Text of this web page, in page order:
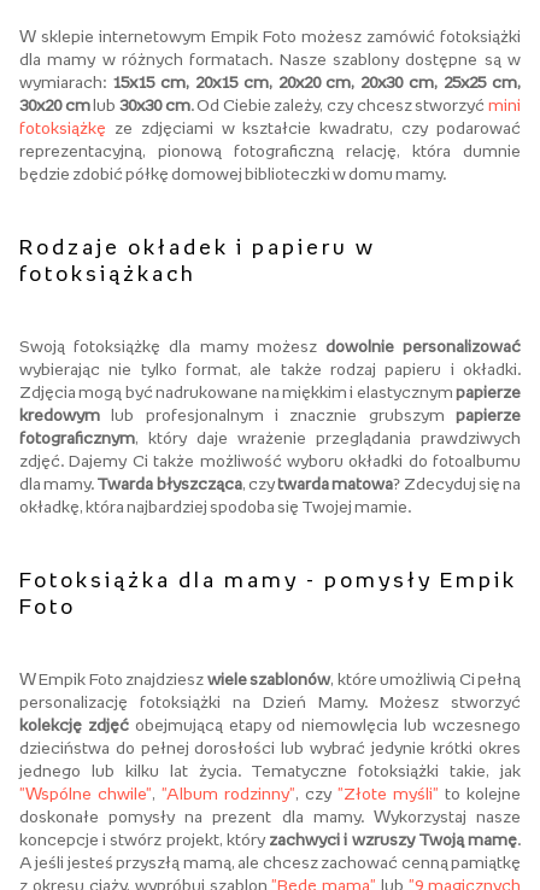
W sklepie internetowym Empik Foto możesz zamówić fotoksiążki
dla mamy w różnych formatach. Nasze szablony dostępne są w
wymiarach: 15x15 cm, 20x15 cm, 20x20 cm, 20x30 cm, 25x25 cm,
30x20 cmlub 30x30 cm. Od Ciebie zależy, czy chcesz stworzyćmini
fotoksiążkę ze zdjęciami w kształcie kwadratu, czy podarować
reprezentacyjną, pionową fotograficzną relację, która dumnie
będzie zdobić półkę domowej biblioteczki w domu mamy.
Rodzaje okładek i papieru w
fotoksiążkach
Swoją fotoksiążkę dla mamy możesz dowolnie personalizować
wybierając nie tylko format, ale także rodzaj papieru i okładki.
Zdjęcia mogą być nadrukowane na miękkim i elastycznym papierze
kredowym lub profesjonalnym i znacznie grubszym papierze
fotograficznym , który daje wrażenie przeglądania prawdziwych
zdjęć. Dajemy Ci także możliwość wyboru okładki do fotoalbumu
dla mamy. Twarda błyszcząca, czytwarda matowa? Zdecyduj się na
okładkę, która najbardziej spodoba się Twojej mamie.
Fotoksiążka dla mamy - pomysły Empik
Foto
W Empik Foto znajdziesz wiele szablonów, które umożliwią Ci pełną
personalizację fotoksiążki na Dzień Mamy. Możesz stworzyć
kolekcję zdjęćobejmującą etapy od niemowlęcia lub wczesnego
dzieciństwa do pełnej dorosłości lub wybrać jedynie krótki okres
jednego lub kilku lat życia. Tematyczne fotoksiążki takie, jak
"Wspólne chwile"
"Album rodzinny" , czy "Złote myśli" to kolejne
doskonałe pomysły na prezent dla mamy. Wykorzystaj nasze
koncepcje i stwórz projekt, który zachwyci i wzruszy Twoją mamę
A jeśli jesteś przyszłą mamą, ale chcesz zachować cenną pamiątkę
z okresu ciąży, wypróbuj szablon"Będę mamą" lub"9 magicznych